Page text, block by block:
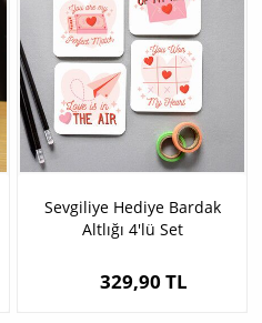
Sevgiliye Hediye Bardak
Altlığı 4'lü Set
329,90 TL